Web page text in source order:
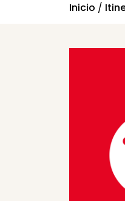
Inicio /